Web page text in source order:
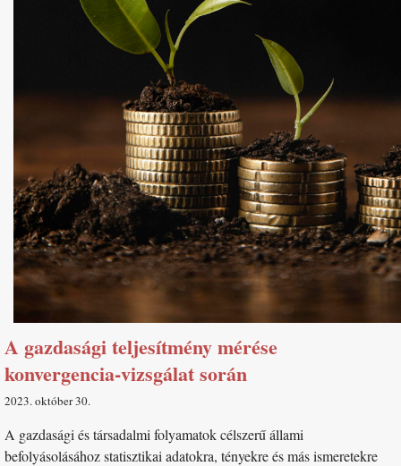
A gazdasági teljesítmény mérése
konvergencia-vizsgálat során
2023. október 30
A gazdasági és társadalmi folyamatok célszerű állami
befolyásolásához statisztikai adatokra, tényekre és más ismeretekre